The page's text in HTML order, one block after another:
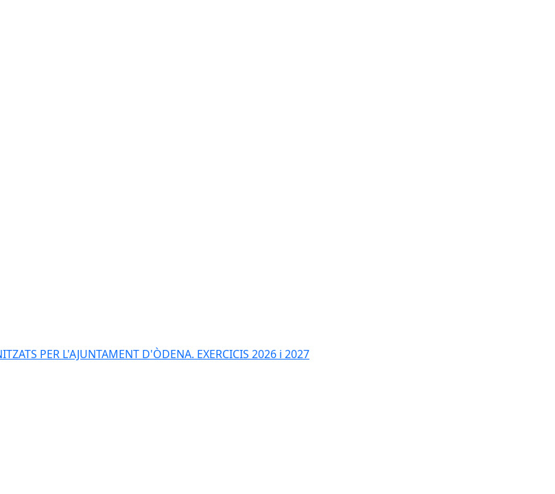
PER L'AJUNTAMENT D'ÒDENA. EXERCICIS 2026 i 2027